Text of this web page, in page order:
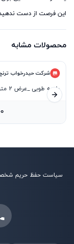
این فرصت از دست
محصولات مشابه
شرکت حیدرخواب
پارچه طوبی _عرض 2 متر
بعدی
سیاست حفظ حریم